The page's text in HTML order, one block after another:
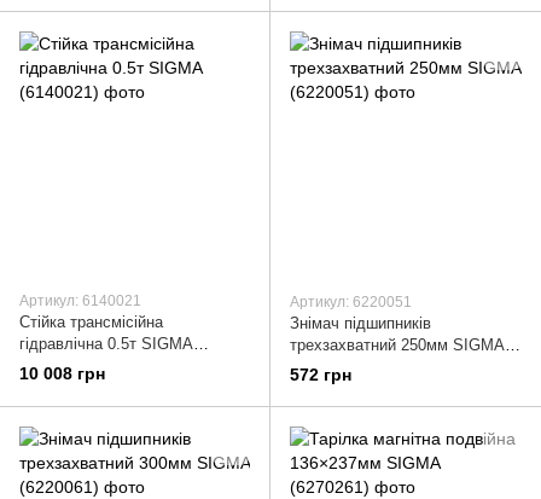
Артикул: 6140021
Стійка трансмісійна
гідравлічна 0.5т SIGMA
(6140021)
10 008 грн
Артикул: 6220051
Знімач підшипників
трехзахватний 250мм SIGMA
(6220051)
572 грн